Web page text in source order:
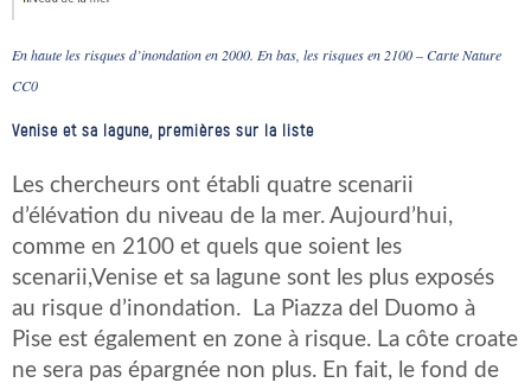
En haute les risques d’inondation en 2000. En bas, les risques en 2100 – Carte Nature
CC0
Venise et sa lagune, premières sur la liste
Les chercheurs ont établi quatre scenarii
d’élévation du niveau de la mer. Aujourd’hui,
comme en 2100 et quels que soient les
scenarii,Venise et sa lagune sont les plus exposés
au risque d’inondation. La Piazza del Duomo à
Pise est également en zone à risque. La côte croate
ne sera pas épargnée non plus. En fait, le fond de